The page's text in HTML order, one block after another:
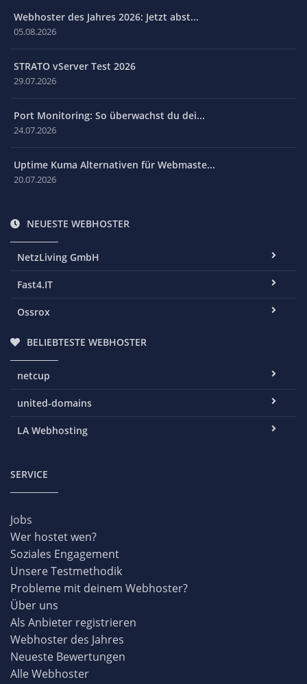
Webhoster des Jahres 2026: Jetzt abst...
05.08.2026
STRATO vServer Test 2026
29.07.2026
Port Monitoring: So überwachst du dei...
24.07.2026
Uptime Kuma Alternativen für Webmaste...
20.07.2026
NEUESTE WEBHOSTER
NetzLiving GmbH
Fast4.IT
Ossrox
BELIEBTESTE WEBHOSTER
netcup
united-domains
LA Webhosting
SERVICE
Jobs
Wer hostet wen?
Soziales Engagement
Unsere Testmethodik
Probleme mit deinem Webhoster?
Über uns
Als Anbieter registrieren
Webhoster des Jahres
Neueste Bewertungen
Alle Webhoster